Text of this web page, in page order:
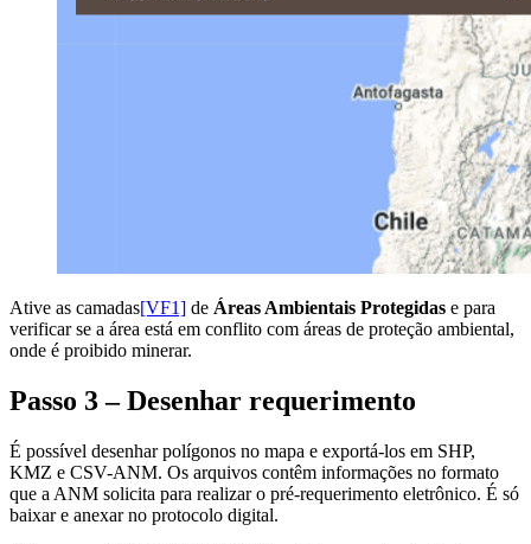
Ative as camadas[VF1] de Áreas Ambientais Protegidas e para
verificar se a área está em conflito com áreas de proteção ambiental,
onde é proibido minerar.
Passo 3 – Desenhar requerimento
É possível desenhar polígonos no mapa e exportá-los em SHP,
KMZ e CSV-ANM. Os arquivos contêm informações no formato
que a ANM solicita para realizar o pré-requerimento eletrônico. É só
baixar e anexar no protocolo digital.